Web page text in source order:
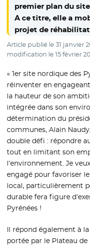
premier plan du
A ce titre, elle a
projet de
Article publié le31 janvier
modification le15 février
« 1er site nordique des
réinventer en
la hauteur de son
intégrée dans son
détermination du
communes, Alain
double défi : répondre
tout en limitant son
l’environnement. Je
engagé pour favoriser
local, particulièrement
durable fera figure
Pyrénées !
Il répond également à
portée par le Plateau